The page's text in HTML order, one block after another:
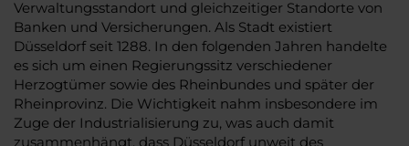
Verwaltungsstandort und gleichzeitiger Standorte von
Banken und Versicherungen. Als Stadt existiert
Düsseldorf seit 1288. In den folgenden Jahren handelte
es sich um einen Regierungssitz verschiedener
Herzogtümer sowie des Rheinbundes und später der
Rheinprovinz. Die Wichtigkeit nahm insbesondere im
Zuge der Industrialisierung zu, was auch damit
zusammenhängt, dass Düsseldorf unweit des